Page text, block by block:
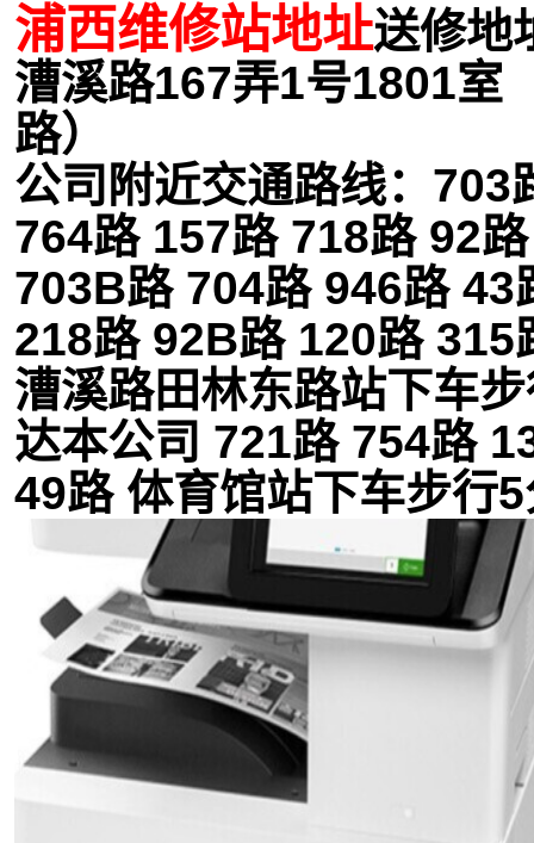
浦西维修站地址送修地
漕溪路167弄1号1801室
路）
公司附近交通路线：703
764路 157路 718路 92
703B路 704路 946路 43
218路 92B路 120路 315
漕溪路田林东路站下车
达本公司 721路 754路
49路 体育馆站下车步行